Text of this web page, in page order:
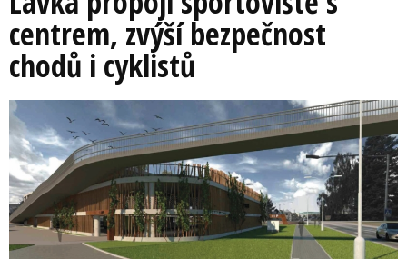
centrem, zvýší bezpečnost
chodů i cyklistů